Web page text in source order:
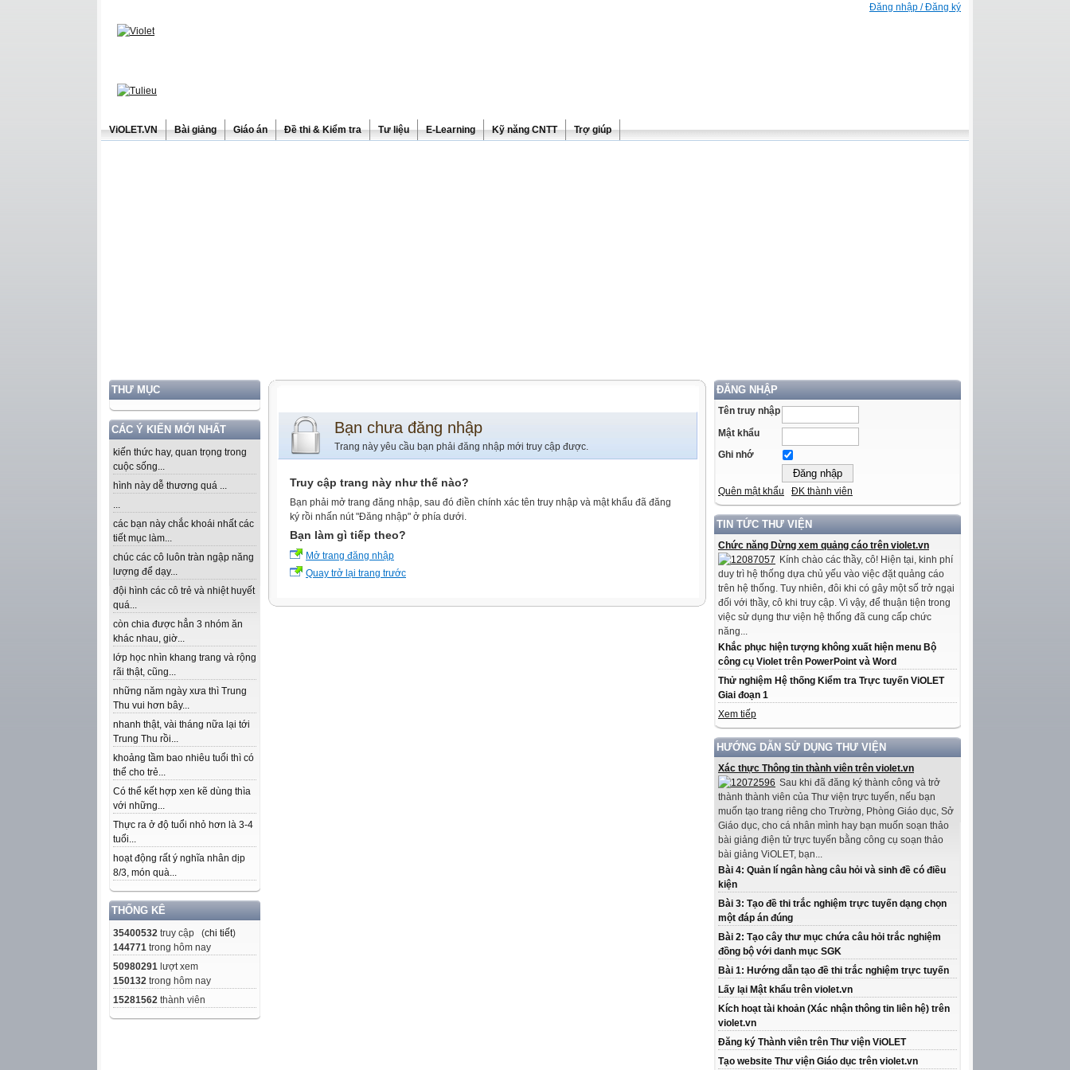
Đăng nhập / Đăng ký
ViOLET.VN Bài giảng Giáo án Đề thi & Kiểm tra Tư liệu E-Learning Kỹ năng CNTT Trợ giúp
THƯ MỤC
CÁC Ý KIẾN MỚI NHẤT
kiến thức hay, quan trọng trong
cuộc sống...
hình này dễ thương quá ...
...
các bạn này chắc khoái nhất các
tiết mục làm...
chúc các cô luôn tràn ngập năng
lượng để dạy...
đội hình các cô trẻ và nhiệt huyết
quá...
còn chia được hẳn 3 nhóm ăn
khác nhau, giờ...
lớp học nhìn khang trang và rộng
rãi thật, cũng...
những năm ngày xưa thì Trung
Thu vui hơn bây...
nhanh thật, vài tháng nữa lại tới
Trung Thu rồi...
khoảng tầm bao nhiêu tuổi thì có
thể cho trẻ...
Có thể kết hợp xen kẽ dùng thìa
với những...
Thực ra ở độ tuổi nhỏ hơn là 3-4
tuổi...
hoạt động rất ý nghĩa nhân dịp
8/3, món quà...
THỐNG KÊ
35400532 truy cập (chi tiết)
144771 trong hôm nay
50980291 lượt xem
150132 trong hôm nay
15281562 thành viên
ĐĂNG NHẬP
Tên truy nhập
Mật khẩu
Ghi nhớ
Quên mật khẩu ĐK thành viên
TIN TỨC THƯ VIỆN
Chức năng Dừng xem quảng cáo trên violet.vn
Kính chào các thầy, cô! Hiện tại, kinh phí
duy trì hệ thống dựa chủ yếu vào việc đặt quảng cáo
trên hệ thống. Tuy nhiên, đôi khi có gây một số trở ngại
đối với thầy, cô khi truy cập. Vì vậy, để thuận tiện trong
việc sử dụng thư viện hệ thống đã cung cấp chức
năng...
Khắc phục hiện tượng không xuất hiện menu Bộ
công cụ Violet trên PowerPoint và Word
Thử nghiệm Hệ thống Kiểm tra Trực tuyến ViOLET
Giai đoạn 1
Xem tiếp
HƯỚNG DẪN SỬ DỤNG THƯ VIỆN
Xác thực Thông tin thành viên trên violet.vn
Sau khi đã đăng ký thành công và trở
thành thành viên của Thư viện trực tuyến, nếu bạn
muốn tạo trang riêng cho Trường, Phòng Giáo dục, Sở
Giáo dục, cho cá nhân mình hay bạn muốn soạn thảo
bài giảng điện tử trực tuyến bằng công cụ soạn thảo
bài giảng ViOLET, bạn...
Bài 4: Quản lí ngân hàng câu hỏi và sinh đề có điều
kiện
Bài 3: Tạo đề thi trắc nghiệm trực tuyến dạng chọn
một đáp án đúng
Bài 2: Tạo cây thư mục chứa câu hỏi trắc nghiệm
đồng bộ với danh mục SGK
Bài 1: Hướng dẫn tạo đề thi trắc nghiệm trực tuyến
Lấy lại Mật khẩu trên violet.vn
Kích hoạt tài khoản (Xác nhận thông tin liên hệ) trên
violet.vn
Đăng ký Thành viên trên Thư viện ViOLET
Tạo website Thư viện Giáo dục trên violet.vn
Bạn chưa đăng nhập
Trang này yêu cầu bạn phải đăng nhập mới truy cập được.
Truy cập trang này như thế nào?
Bạn phải mở trang đăng nhập, sau đó điền chính xác tên truy nhập và mật khẩu đã đăng
ký rồi nhấn nút "Đăng nhập" ở phía dưới.
Bạn làm gì tiếp theo?
Mở trang đăng nhập
Quay trở lại trang trước